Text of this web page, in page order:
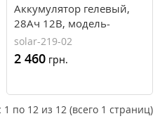
Аккумулятор гелевый,
28Ач 12В, модель-
MNG28-12, MHB battery
solar-219-02
2 460 грн.
1 по 12 из 12 (всего 1 страниц)